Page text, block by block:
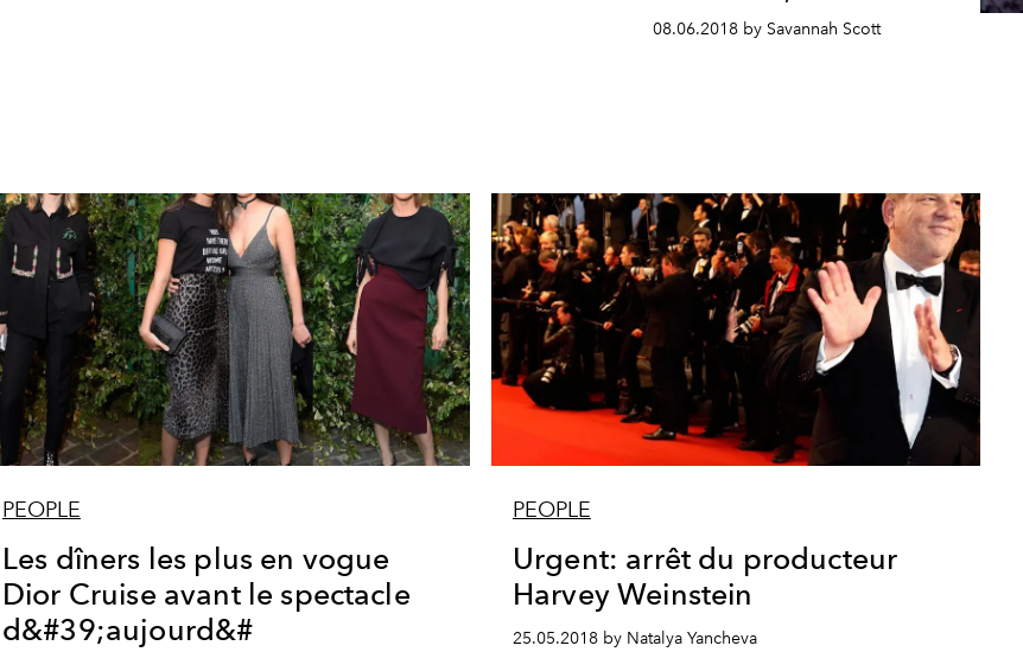
08.06.2018 by Savannah Scott
PEOPLE
Les dîners les plus en vogue
Dior Cruise avant le spectacle
d&#39;aujourd&#
PEOPLE
Urgent: arrêt du producteur
Harvey Weinstein
25.05.2018 by Natalya Yancheva